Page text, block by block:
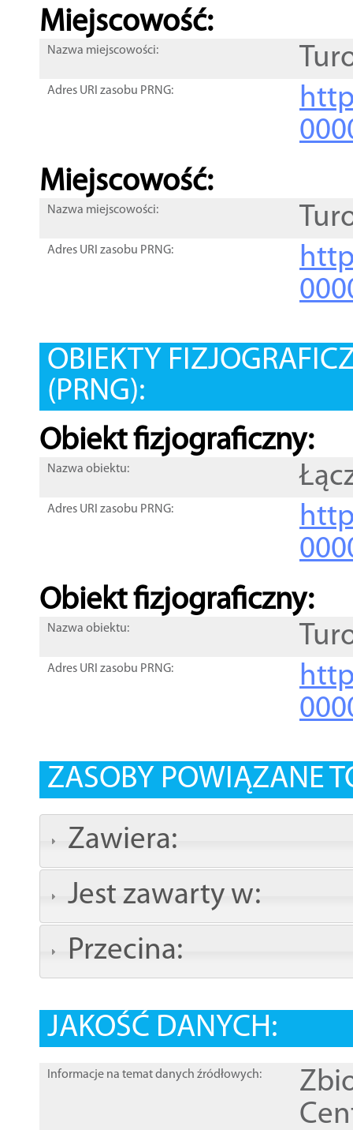
Miejscowość:
Nazwa miejscowości:
Adres URI zasobu PRNG:
Miejscowość:
Nazwa miejscowości:
Adres URI zasobu PRNG:
OBIEKTY
(PRNG):
Obiekt fizjograficzny:
Nazwa obiektu:
Adres URI zasobu PRNG:
Obiekt fizjograficzny:
Nazwa obiektu:
Adres URI zasobu PRNG:
ZASOBY POWIĄZANE
Zawiera:
Jest zawarty w:
Przecina:
JAKOŚĆ DANYCH:
Informacje na temat danych źródłowych: